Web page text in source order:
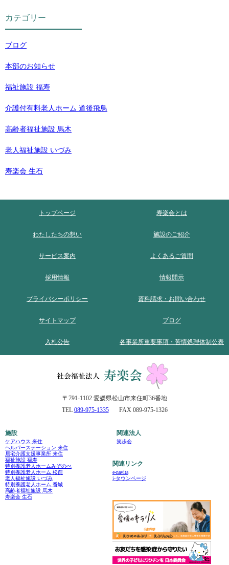
カテゴリー
ブログ
本部のお知らせ
福祉施設 福寿
介護付有料老人ホーム 道後飛鳥
高齢者福祉施設 馬木
老人福祉施設 いづみ
寿楽会 生石
トップページ 寿楽会とは
わたしたちの想い 施設のご紹介
サービス案内 よくあるご質問
採用情報 情報開示
プライバシーポリシー 資料請求・お問い合わせ
サイトマップ ブログ
入札公告 各事業所重要事項・苦情処理体制公表
〒791-1102 愛媛県松山市来住町36番地
TEL 089-975-1335 FAX 089-975-1326
施設
ケアハウス 来住
ヘルパーステーション 来住
居宅介護支援事業所 来住
福祉施設 福寿
特別養護老人ホームみぞのべ
特別養護老人ホーム 松前
老人福祉施設 いづみ
特別養護老人ホーム 番城
高齢者福祉施設 馬木
寿楽会 生石
関連法人
笑歩会
関連リンク
e-navita
i-タウンページ